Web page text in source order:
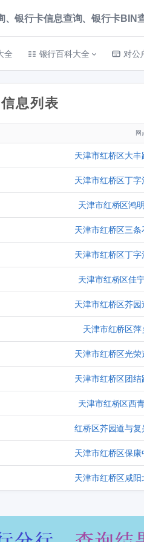
、银行卡信息查询、银行卡
全 银行百科大全 对公
息列表
网
天津市红桥区大丰
天津市红桥区丁字
天津市红桥区鸿
天津市红桥区三条
天津市红桥区丁字
天津市红桥区佳
天津市红桥区芥园
天津市红桥区萍
天津市红桥区光荣
天津市红桥区团结
天津市红桥区西
红桥区芥园道与复
天津市红桥区保康
天津市红桥区咸阳